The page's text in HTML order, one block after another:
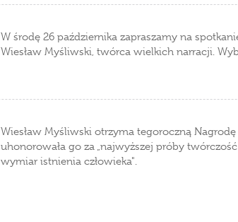
W środę 26 października zapraszamy na
Wiesław Myśliwski, twórca wielkich narracji.
Wiesław Myśliwski otrzyma tegoroczną
uhonorowała go za „najwyższej próby
wymiar istnienia człowieka".